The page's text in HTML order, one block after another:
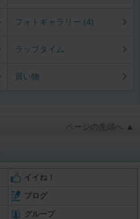
フォトギャラリー (4)
ラップタイム
買い物
ページの先頭へ ▲
イイね！
ブログ
グループ